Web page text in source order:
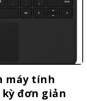
máy tính
kỳ đơn giản